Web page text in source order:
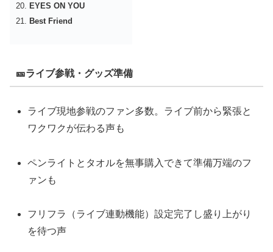
EYES ON YOU
Best Friend
🎫ライブ参戦・グッズ準備
ライブ現地参戦のファン多数。ライブ前から緊張と
ワクワクが伝わる声も
ペンライトとタオルを無事購入できて準備万端のフ
ァンも
フリフラ（ライブ連動機能）設定完了し盛り上がり
を待つ声